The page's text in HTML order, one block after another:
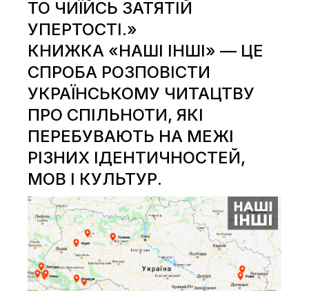
ТО ЧИЇЙСЬ ЗАТЯТІЙ
УПЕРТОСТІ.»
КНИЖКА «НАШІ ІНШІ» — ЦЕ
СПРОБА РОЗПОВІСТИ
УКРАЇНСЬКОМУ ЧИТАЦТВУ
ПРО СПІЛЬНОТИ, ЯКІ
ПЕРЕБУВАЮТЬ НА МЕЖІ
РІЗНИХ ІДЕНТИЧНОСТЕЙ,
МОВ І КУЛЬТУР.